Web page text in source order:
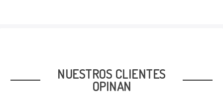
NUESTROS CLIENTES
OPINAN